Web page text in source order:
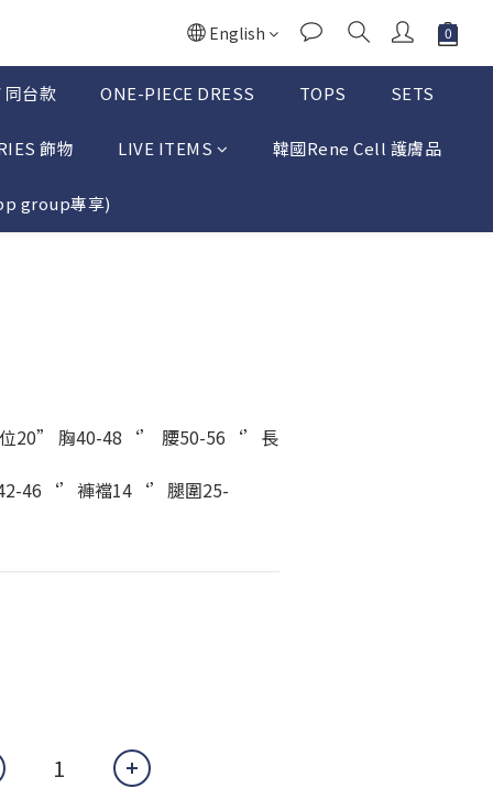
English
同台款 ONE-PIECE DRESS TOPS SETS
飾物 LIVE ITEMS 韓國Rene Cell 護膚品
group專享)
20” 胸40-48‘’ 腰50-56‘’長
46‘’褲襠14‘’腿圍25-